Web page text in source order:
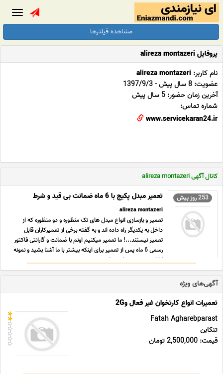
مشاهده فیلترها
پروفایل alireza montazeri
نام کاربر: alireza montazeri
عضویت: 8 سال پیش - 1397/9/3
آخرین زمان حضور: 5 سال پیش
شماره تماس:
www.servicekaran24.ir
کانال آگهی alireza montazeri
253 روز پیش تعمیر مبدل پکیج با 6 ماه ضمانت بی قید و شرط
alireza montazeri
تعمیر و بازسازی انواع مبدل های تک منظوره و دو منظوره که از
داخل به یکدیگر راه داده اند و به گفته برخی از تعمیرکاران قابل
تعمیر نیستند...! ما تعمیر میکنیم اونم با ضمانت و گارانتی فاکتور
رسمی 6 ماه پس از تعمیر برای اینکه بیشتر با ما آشنا بشید و نمونه
کارارو ببینید به سایت ما سر بزن ... ...
آگهی‌های ویژه
تعمیرات انواع کارتخوان غیر فعال و2G
Fatah Agharebparast
تنکابن
قیمت: 2,500,000 تومان